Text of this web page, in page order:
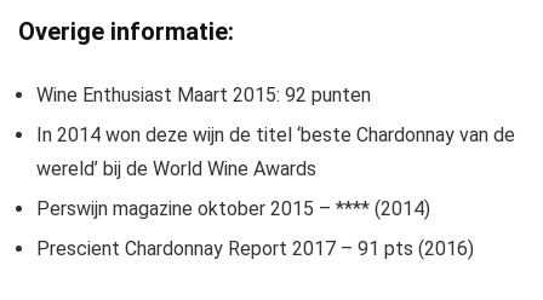
Overige informatie:
Wine Enthusiast Maart 2015: 92 punten
In 2014 won deze wijn de titel ‘beste Chardonnay van de
wereld’ bij de World Wine Awards
Perswijn magazine oktober 2015 – **** (2014)
Prescient Chardonnay Report 2017 – 91 pts (2016)